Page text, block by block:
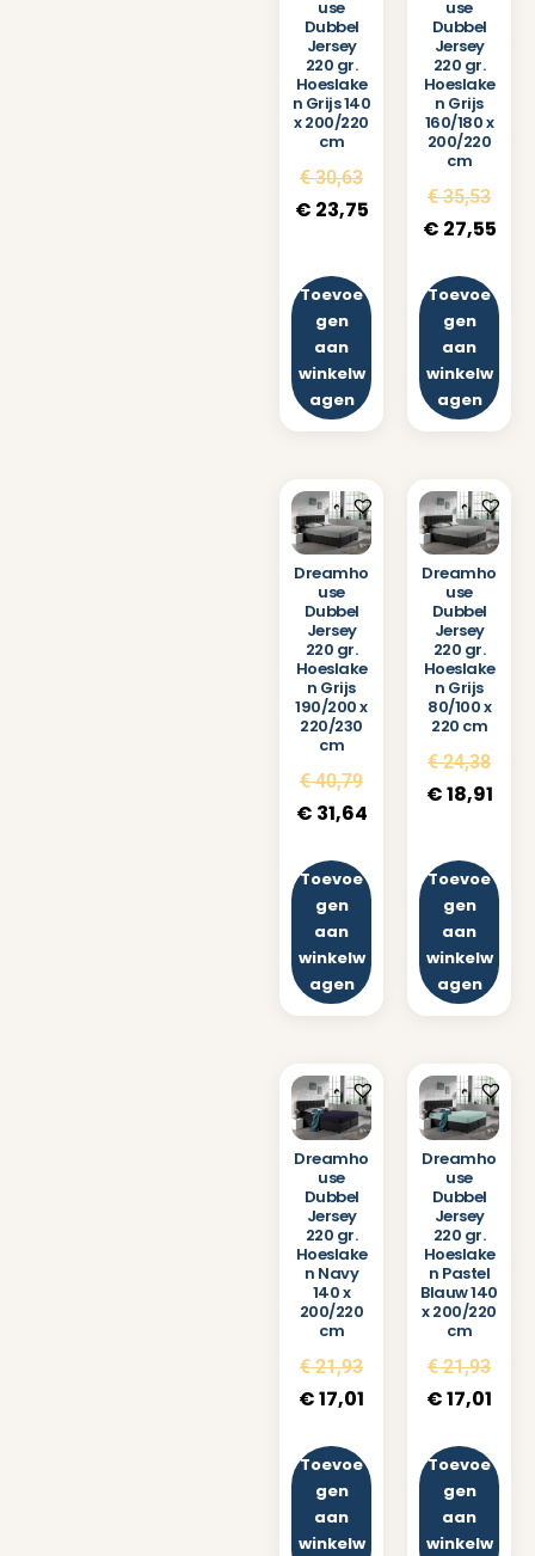
use
Dubbel
Jersey
220 gr.
Hoeslake
n Grijs 140
x 200/220
cm
€30,63
€ 23,75
Toevoe
gen
aan
winkelw
agen
use
Dubbel
Jersey
220 gr.
Hoeslake
n Grijs
160/180 x
200/220
cm
€35,53
€ 27,55
Toevoe
gen
aan
winkelw
agen
Dreamho
use
Dubbel
Jersey
220 gr.
Hoeslake
n Grijs
190/200 x
220/230
cm
€40,79
€ 31,64
Toevoe
gen
aan
winkelw
agen
Dreamho
use
Dubbel
Jersey
220 gr.
Hoeslake
n Grijs
80/100 x
220 cm
€24,38
€18,91
Toevoe
gen
aan
winkelw
agen
Dreamho
use
Dubbel
Jersey
220 gr.
Hoeslake
n Navy
140 x
200/220
cm
€21,93
€17,01
Toevoe
gen
aan
winkelw
Dreamho
use
Dubbel
Jersey
220 gr.
Hoeslake
n Pastel
Blauw 140
x 200/220
cm
€21,93
€17,01
Toevoe
gen
aan
winkelw